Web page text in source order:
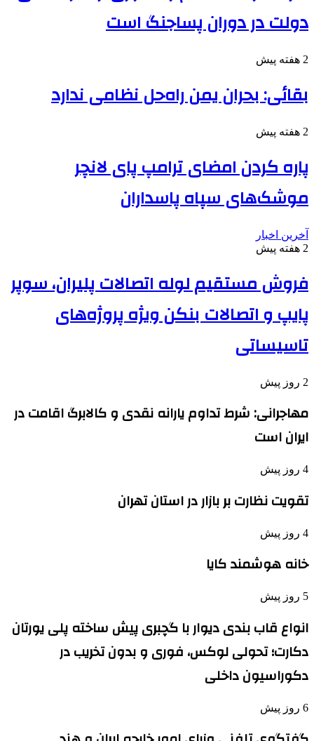
دولت در دوران پساجنگ است
2 هفته پیش
بقائی: بحران یمن راه‌حل نظامی ندارد
2 هفته پیش
پاره کردن امضای ترامپ پای لانچر
موشک‌های سپاه پاسداران
آخرین اخبار
2 هفته پیش
فروش مستقیم لوله اتصالات پلیران، سوپر
پایپ و اتصالات بنکن ویژه پروژه‌های
تاسیساتی
2 روز پیش
مهاجرانی: شرط تداوم یارانه نقدی و کالابرگ اقامت در
ایران است
4 روز پیش
تقویت نظارت بر بازار در استان تهران
4 روز پیش
خانه هوشمند کایا
5 روز پیش
انواع قاب بندی دیوار با گچبری پیش ساخته پلی یورتان
دکارت؛ تحولی لوکس، فوری و بدون تخریب در
دکوراسیون داخلی
6 روز پیش